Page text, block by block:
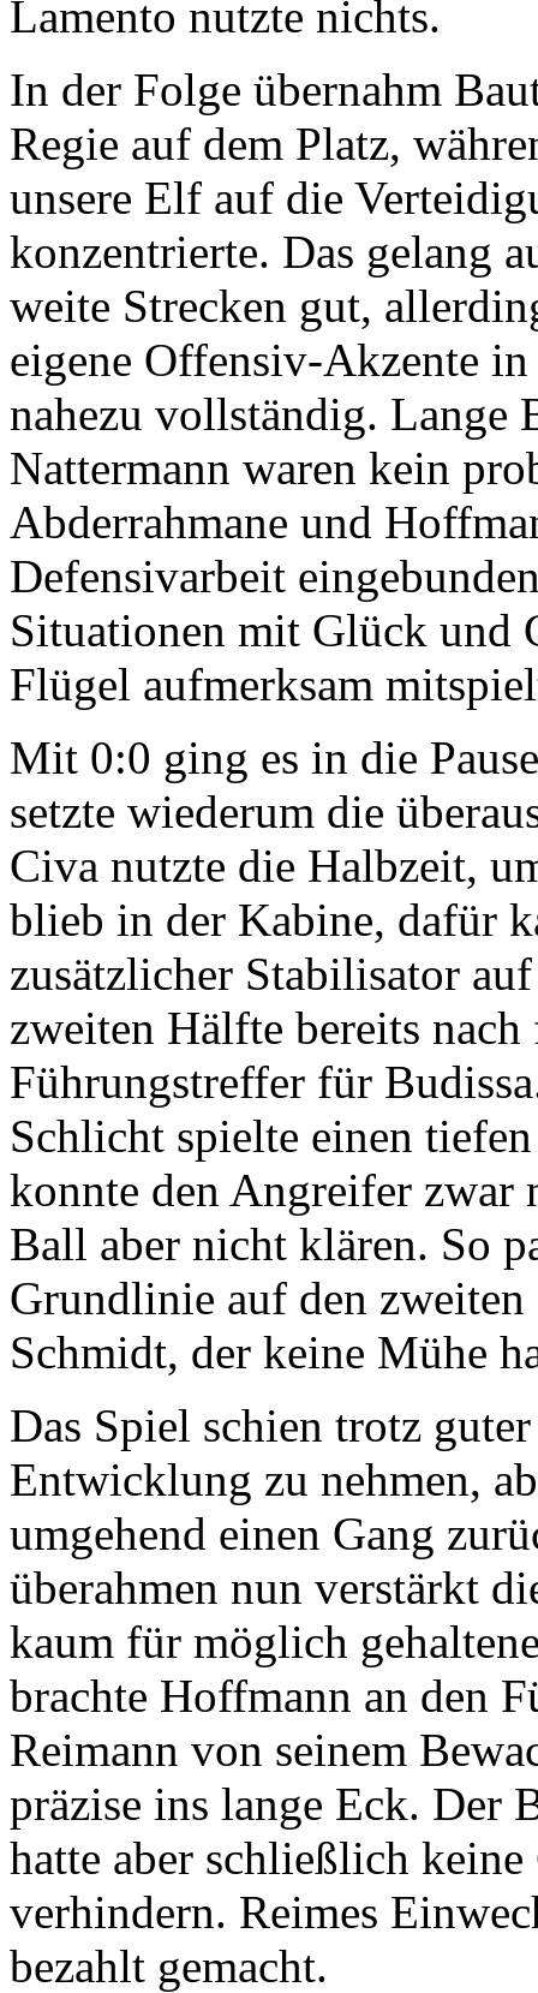
Lamento nutzte nichts.
In der Folge übernahm
Regie auf dem Platz,
unsere Elf auf die
konzentrierte. Das gelang
weite Strecken gut,
eigene Offensiv-Akzente
nahezu vollständig. Lange
Nattermann waren kein
Abderrahmane und
Defensivarbeit
Situationen mit Glück und
Flügel aufmerksam
Mit 0:0 ging es in die
setzte wiederum die
Civa nutzte die Halbzeit,
blieb in der Kabine, dafür
zusätzlicher Stabilisator
zweiten Hälfte bereits
Führungstreffer für
Schlicht spielte einen
konnte den Angreifer zwar
Ball aber nicht klären. So
Grundlinie auf den
Schmidt, der keine Mühe
Das Spiel schien trotz
Entwicklung zu nehmen,
umgehend einen Gang
überahmen nun verstärkt
kaum für möglich
brachte Hoffmann an den
Reimann von seinem
präzise ins lange Eck. Der
hatte aber schließlich
verhindern. Reimes
bezahlt gemacht.